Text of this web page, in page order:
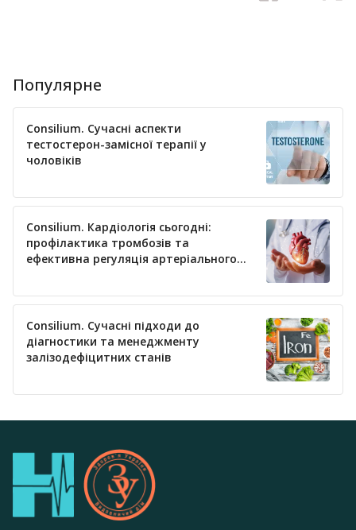
Популярне
Consilium. Сучасні аспекти
тестостерон-замісної терапії у
чоловіків
Consilium. Кардіологія сьогодні:
профілактика тромбозів та
ефективна регуляція артеріального
Consilium. Сучасні підходи до
діагностики та менеджменту
залізодефіцитних станів